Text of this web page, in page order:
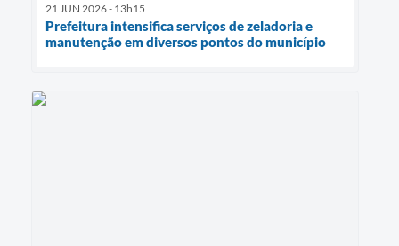
21 JUN 2026 - 13h15
Prefeitura intensifica serviços de zeladoria e
manutenção em diversos pontos do município